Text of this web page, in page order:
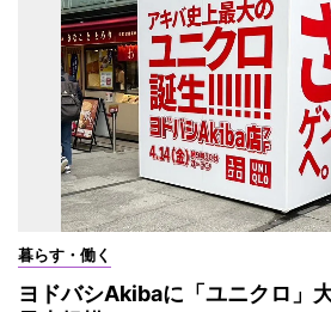
暮らす・働く
ヨドバシAkibaに「ユニクロ」